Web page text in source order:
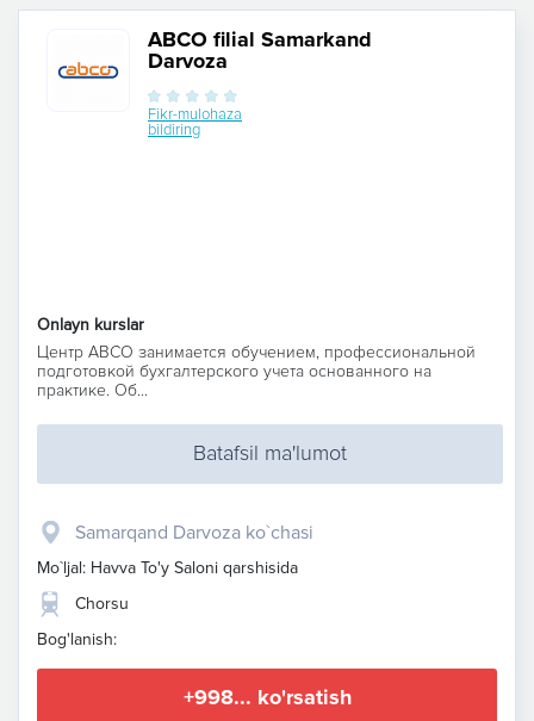
ABCO filial Samarkand
Darvoza
Fikr-mulohaza
bildiring
Onlayn kurslar
Центр ABCO занимается обучением, профессиональной
подготовкой бухгалтерского учета основанного на
практике. Об...
Batafsil ma'lumot
Samarqand Darvoza ko`chasi
Mo`ljal: Havva To'y Saloni qarshisida
Chorsu
Bog'lanish:
+998... ko'rsatish